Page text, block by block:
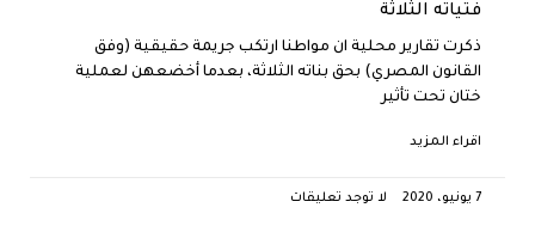
فتياته الثلاثة
ذكرت تقارير محلية ان مواطنا ارتكب جريمة حقيقية (وفق
القانون المصري) بحق بناته الثلاثة، بعدما أخضعهن لعملية
ختان تحت تأثير
اقراء المزيد
7 يونيو، 2020 لا توجد تعليقات